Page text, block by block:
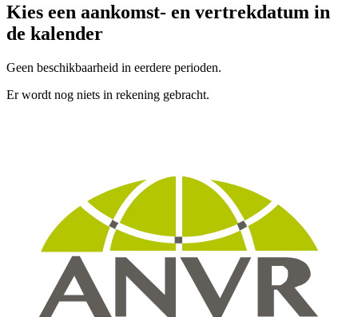
Kies een aankomst- en vertrekdatum in
de kalender
Geen beschikbaarheid in eerdere perioden.
Er wordt nog niets in rekening gebracht.